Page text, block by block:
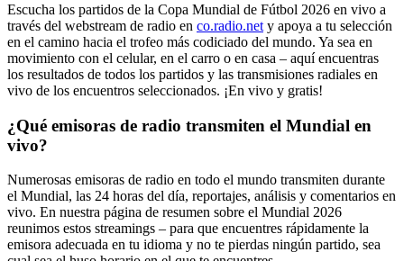
Escucha los partidos de la Copa Mundial de Fútbol 2026 en vivo a
través del webstream de radio en co.radio.net y apoya a tu selección
en el camino hacia el trofeo más codiciado del mundo. Ya sea en
movimiento con el celular, en el carro o en casa – aquí encuentras
los resultados de todos los partidos y las transmisiones radiales en
vivo de los encuentros seleccionados. ¡En vivo y gratis!
¿Qué emisoras de radio transmiten el Mundial en
vivo?
Numerosas emisoras de radio en todo el mundo transmiten durante
el Mundial, las 24 horas del día, reportajes, análisis y comentarios en
vivo. En nuestra página de resumen sobre el Mundial 2026
reunimos estos streamings – para que encuentres rápidamente la
emisora adecuada en tu idioma y no te pierdas ningún partido, sea